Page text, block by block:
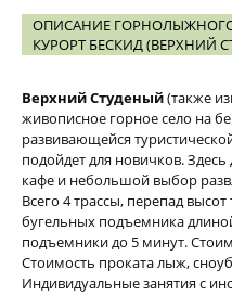
ОПИСАНИЕ
КУРОРТ БЕСКИД (ВЕРХНИЙ
Верхний Студеный(также
живописное горное село на
развивающейся
подойдет для новичков.
кафе и небольшой выбор
Всего 4 трассы, перепад высот
бугельных подъемника
подъемники до 5 минут.
Стоимость проката лыж,
Индивидуальные занятия с